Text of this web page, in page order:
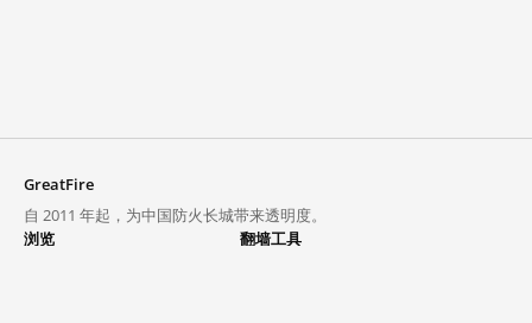
GreatFire
自 2011 年起，为中国防火长城带来透明度。
浏览
翻墙工具